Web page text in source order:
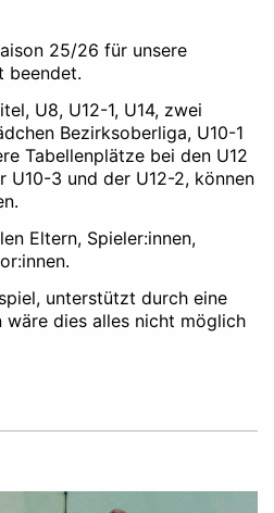
25/26 für unsere
beendet.
U8, U12-1, U14, zwei
Bezirksoberliga, U10-1
Tabellenplätze bei den U12
U10-3 und der U12-2, können
Eltern, Spieler:innen,
unterstützt durch eine
dies alles nicht möglich